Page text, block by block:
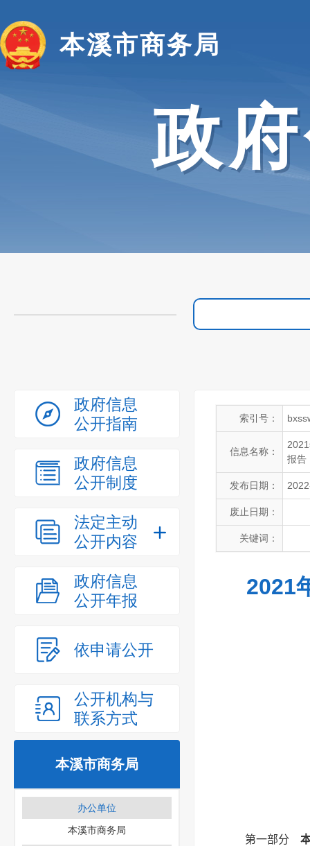
本溪市商务局
政
政府信息
公开指南
政府信息
公开制度
法定主动
公开内容
政府信息
公开年报
依申请公开
公开机构与
联系方式
本溪市商务局
办公单位
本溪市商务局
索引号：
信息名称：
报告
发布日期：
废止日期：
关键词：
2021
第一部分